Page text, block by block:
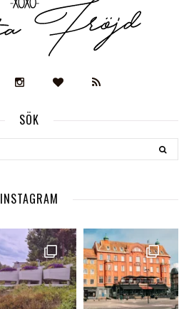
SÖK
INSTAGRAM